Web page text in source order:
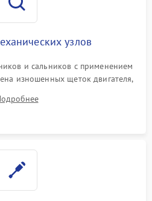
узлов
и сальников с применением
изношенных щеток двигателя,
резиновой манжеты.